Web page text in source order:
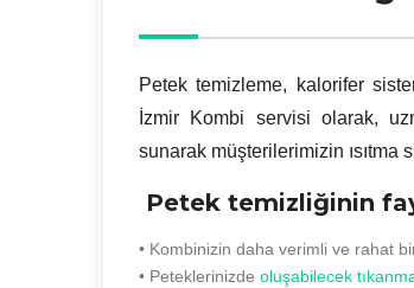
Petek temizleme, kalorifer
İzmir Kombi servisi olarak,
sunarak müşterilerimizin ısıtma
Petek temizliğinin
• Kombinizin daha verimli ve rahat
• Peteklerinizde oluşabilecek